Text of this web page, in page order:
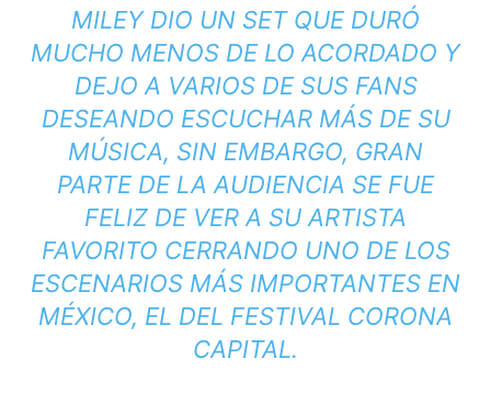
MILEY DIO UN SET QUE DURÓ
MUCHO MENOS DE LO ACORDADO Y
DEJO A VARIOS DE SUS FANS
DESEANDO ESCUCHAR MÁS DE SU
MÚSICA, SIN EMBARGO, GRAN
PARTE DE LA AUDIENCIA SE FUE
FELIZ DE VER A SU ARTISTA
FAVORITO CERRANDO UNO DE LOS
ESCENARIOS MÁS IMPORTANTES EN
MÉXICO, EL DEL FESTIVAL CORONA
CAPITAL.